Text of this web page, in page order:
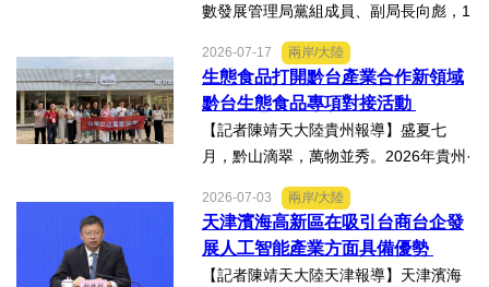
數發展管理局黨組成員、副局長向彪，1
作懇談會黔台大數據與人工智能產業對
接會上表示，召開黔台大數據與人工智
能產業對接會，旨在搭建兩...
2026-07-17 兩岸/大陸
生態食品打開黔台產業合作新領域
黔台生態食品專項對接活動
【記者陳靖天大陸貴州報導】盛夏七
月，黔山滴翠，萬物並秀。2026年貴州·
品專項對接活動」於7月13日至16日舉
行。近30名台商代表跨海而來，踏訪貴
州生態食品產業一線，...
2026-07-03 兩岸/大陸
天津濱海高新區在吸引台商台企發
展人工智能產業方面具備優勢
【記者陳靖天大陸天津報導】天津濱海